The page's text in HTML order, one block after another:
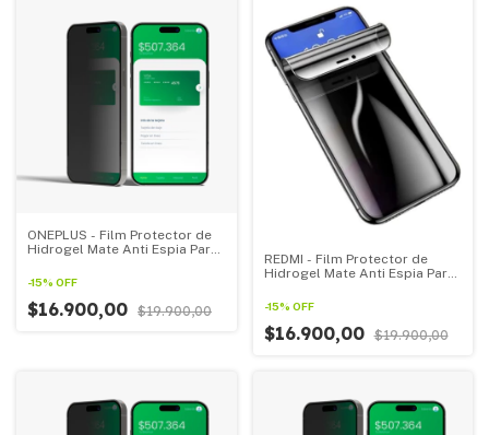
ONEPLUS - Film Protector de
Hidrogel Mate Anti Espia Para
-15% OFF
$16.900,00 $19.900,00
REDMI - Film Protector de
Hidrogel Mate Anti Espia Para
-15% OFF
$16.900,00 $19.900,00